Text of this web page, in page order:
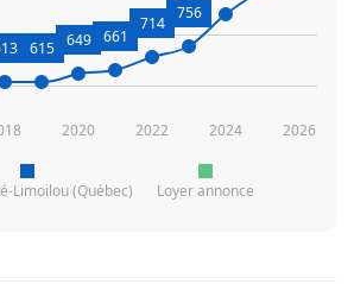
Limoilou (Québec) Loyer annonce
2020 2022 2024 2026
615 649 661
714
756